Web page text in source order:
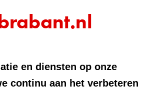
en diensten op onze
continu aan het verbeteren